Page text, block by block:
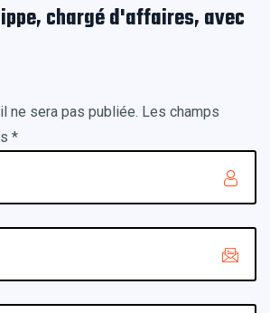
chargé d'affaires, avec
ne sera pas publiée. Les champs
*